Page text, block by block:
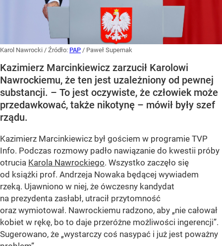
Karol Nawrocki / Źródło: PAP / Paweł Supernak
Kazimierz Marcinkiewicz zarzucił Karolowi
Nawrockiemu, że ten jest uzależniony od pewnej
substancji. – To jest oczywiste, że człowiek może
przedawkować, także nikotynę – mówił były szef
rządu.
Kazimierz Marcinkiewicz był gościem w programie TVP
Info. Podczas rozmowy padło nawiązanie do kwestii próby
otrucia Karola Nawrockiego. Wszystko zaczęło się
od książki prof. Andrzeja Nowaka będącej wywiadem
rzeką. Ujawniono w niej, że ówczesny kandydat
na prezydenta zasłabł, utracił przytomność
oraz wymiotował. Nawrockiemu radzono, aby „nie całował
kobiet w rękę, bo to daje przeróżne możliwości ingerencji”.
Sugerowano, że „wystarczy coś nasypać i już jest poważny